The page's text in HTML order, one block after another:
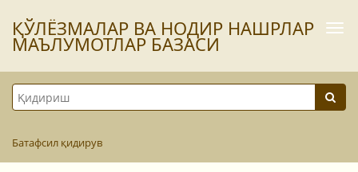
ҚЎЛЁЗМАЛАР ВА НОДИР НАШРЛАР
МАЪЛУМОТЛАР БАЗАСИ
Батафсил қидирув